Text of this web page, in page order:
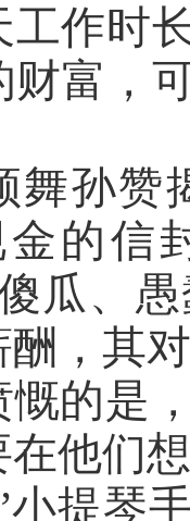
工作时
财富，
舞孙赞
金的信
瓜、
，其
慨的是
他们
小提琴